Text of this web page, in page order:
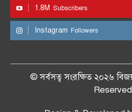
1.8M Subscribers
Instagram Followers
© সর্বসত্ব সংরক্ষিত ২০২৬